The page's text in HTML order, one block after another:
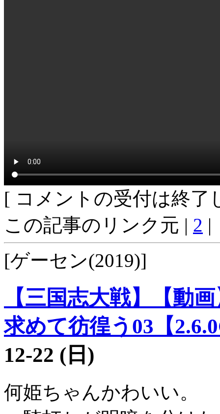
[ コメントの受付は終了
この記事のリンク元 | 2 |
[ゲーセン(2019)]
【三国志大戦】【動
求めて彷徨う03【
12-22 (日)
何姫ちゃんかわいい。